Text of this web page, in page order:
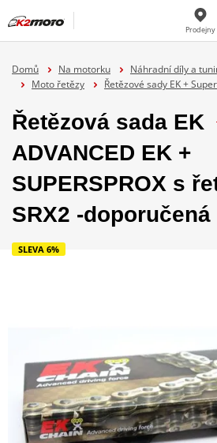
Prodejny
Domů Na motorku Náhradní díly a
Moto řetězy
Řetězové sady EK +
Řetězová sada EK
ADVANCED EK +
SUPERSPROX s
SRX2 -doporučená
SLEVA 6%